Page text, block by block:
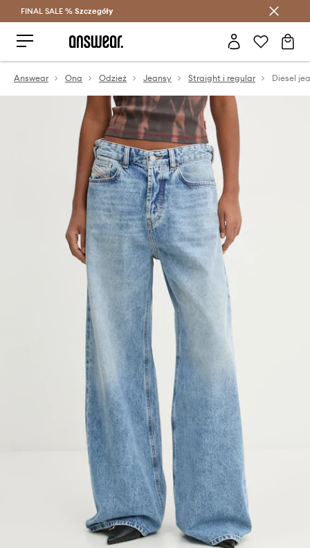
Oszczędzaj z Answear Club >
FINAL SALE % Szczegóły
Answear Ona Odzież Jeansy Straight i regular Diesel